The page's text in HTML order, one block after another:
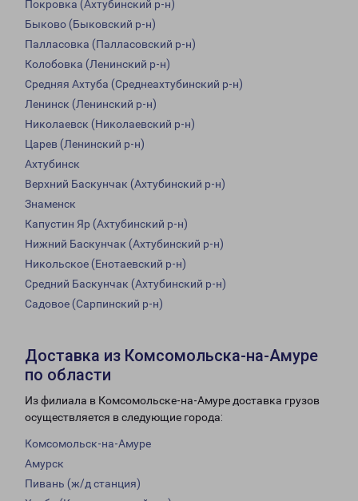
Покровка (Ахтубинский р-н)
Быково (Быковский р-н)
Палласовка (Палласовский р-н)
Колобовка (Ленинский р-н)
Средняя Ахтуба (Среднеахтубинский р-н)
Ленинск (Ленинский р-н)
Николаевск (Николаевский р-н)
Царев (Ленинский р-н)
Ахтубинск
Верхний Баскунчак (Ахтубинский р-н)
Знаменск
Капустин Яр (Ахтубинский р-н)
Нижний Баскунчак (Ахтубинский р-н)
Никольское (Енотаевский р-н)
Средний Баскунчак (Ахтубинский р-н)
Садовое (Сарпинский р-н)
Доставка из Комсомольска-на-Амуре
по области
Из филиала в Комсомольске-на-Амуре доставка грузов
осуществляется в следующие города:
Комсомольск-на-Амуре
Амурск
Пивань (ж/д станция)